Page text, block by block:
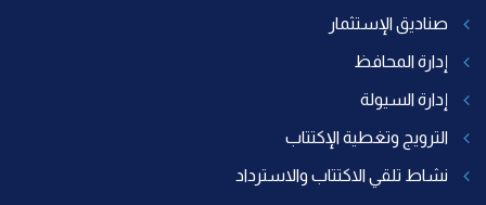
صناديق الإستثمار
إدارة المحافظ
إدارة السيولة
الترويج وتغطية الإكتتاب
نشاط تلقي الاكتتاب والاسترداد